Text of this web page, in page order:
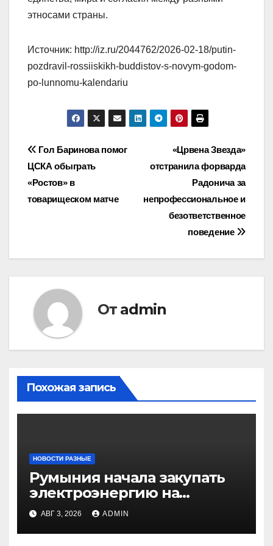
этносами страны.
Источник: http://iz.ru/2044762/2026-02-18/putin-
pozdravil-rossiiskikh-buddistov-s-novym-godom-
po-lunnomu-kalendariu
Навигация
по
записям
«Црвена Звезда»
отстранила форварда
Радонича за
непрофессиональное и
безответственное
поведение
Гол Баринова помог
ЦСКА обыграть
«Ростов» в
товарищеском матче
От admin
Похожая запись
НОВОСТИ РАЗНЫЕ
Румыния начала закупать
электроэнергию на
Украине из-за дефицита
АВГ 3, 2026 ADMIN